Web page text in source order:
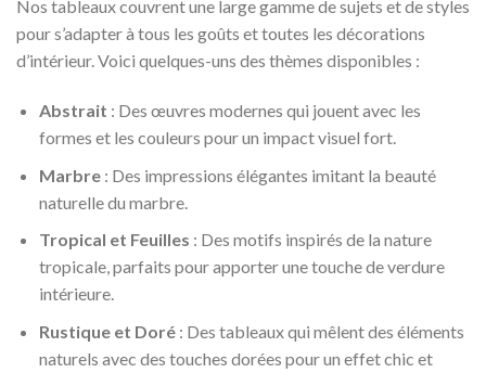
Nos tableaux couvrent une large gamme de sujets et de styles
pour s’adapter à tous les goûts et toutes les décorations
d’intérieur. Voici quelques-uns des thèmes disponibles :
Abstrait : Des œuvres modernes qui jouent avec les
formes et les couleurs pour un impact visuel fort.
Marbre: Des impressions élégantes imitant la beauté
naturelle du marbre.
Tropical et Feuilles : Des motifs inspirés de la nature
tropicale, parfaits pour apporter une touche de verdure
intérieure.
Rustique et Doré: Des tableaux qui mêlent des éléments
naturels avec des touches dorées pour un effet chic et